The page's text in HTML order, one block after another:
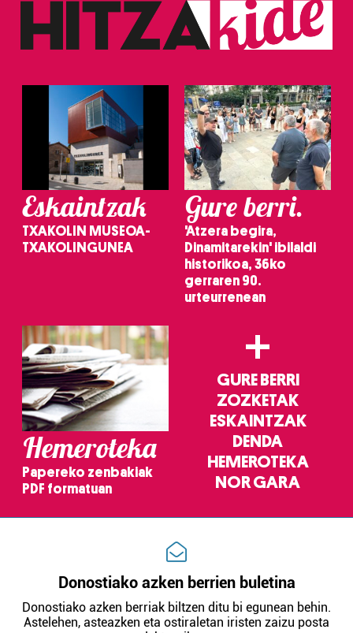
Eskaintzak
TXAKOLIN MUSEOA-
TXAKOLINGUNEA
Gure berri.
'Atzera begira,
Dinamitarekin' ibilaldi
historikoa, 36ko
gerraren 90.
urteurrenean
Hemeroteka
Papereko zenbakiak
PDF formatuan
+
GURE BERRI
ZOZKETAK
ESKAINTZAK
DENDA
HEMEROTEKA
NOR GARA
Donostiako azken berrien buletina
Donostiako azken berriak biltzen ditu bi egunean behin.
Astelehen, asteazken eta ostiraletan iristen zaizu posta